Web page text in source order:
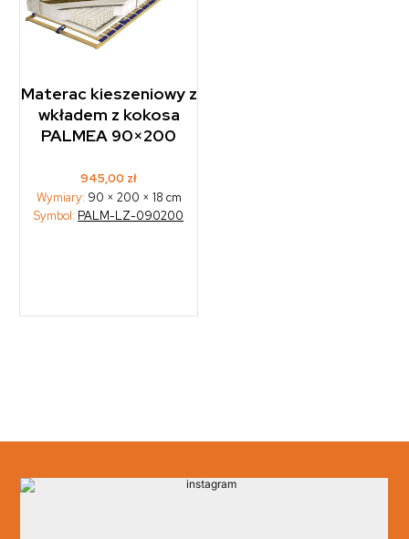
Materac kieszeniowy z
wkładem z kokosa
PALMEA 90×200
945,00 zł
Wymiary: 90 × 200 × 18 cm
Symbol: PALM-LZ-090200